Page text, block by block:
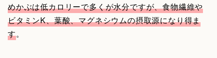
めかぶは低カロリーで多くが水分ですが、食物繊維や
ビタミンK、葉酸、マグネシウムの摂取源になり得ま
す。